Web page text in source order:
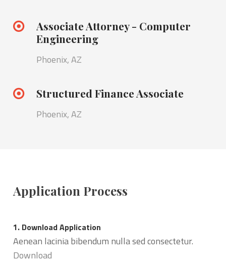
Associate Attorney - Computer
Engineering
Phoenix, AZ
Structured Finance Associate
Phoenix, AZ
Application Process
1. Download Application
Aenean lacinia bibendum nulla sed consectetur.
Download